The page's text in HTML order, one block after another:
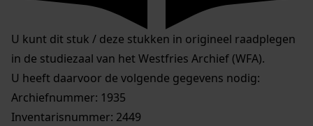
U kunt dit stuk / deze stukken in origineel raadplegen
in de studiezaal van het Westfries Archief (WFA).
U heeft daarvoor de volgende gegevens nodig:
Archiefnummer: 1935
Inventarisnummer: 2449